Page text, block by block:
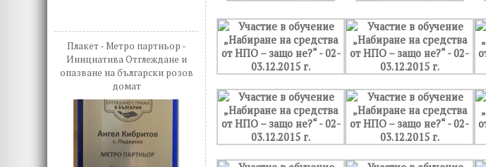
Плакет - Метро партньор -
Инициатива Отглеждане и
опазване на български розов
домат